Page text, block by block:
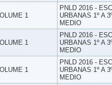
1
PNLD 2016 -
URBANAS 1º A
MEDIO
1
PNLD 2016 -
URBANAS 1º A
MEDIO
1
PNLD 2016 -
URBANAS 1º A
MEDIO